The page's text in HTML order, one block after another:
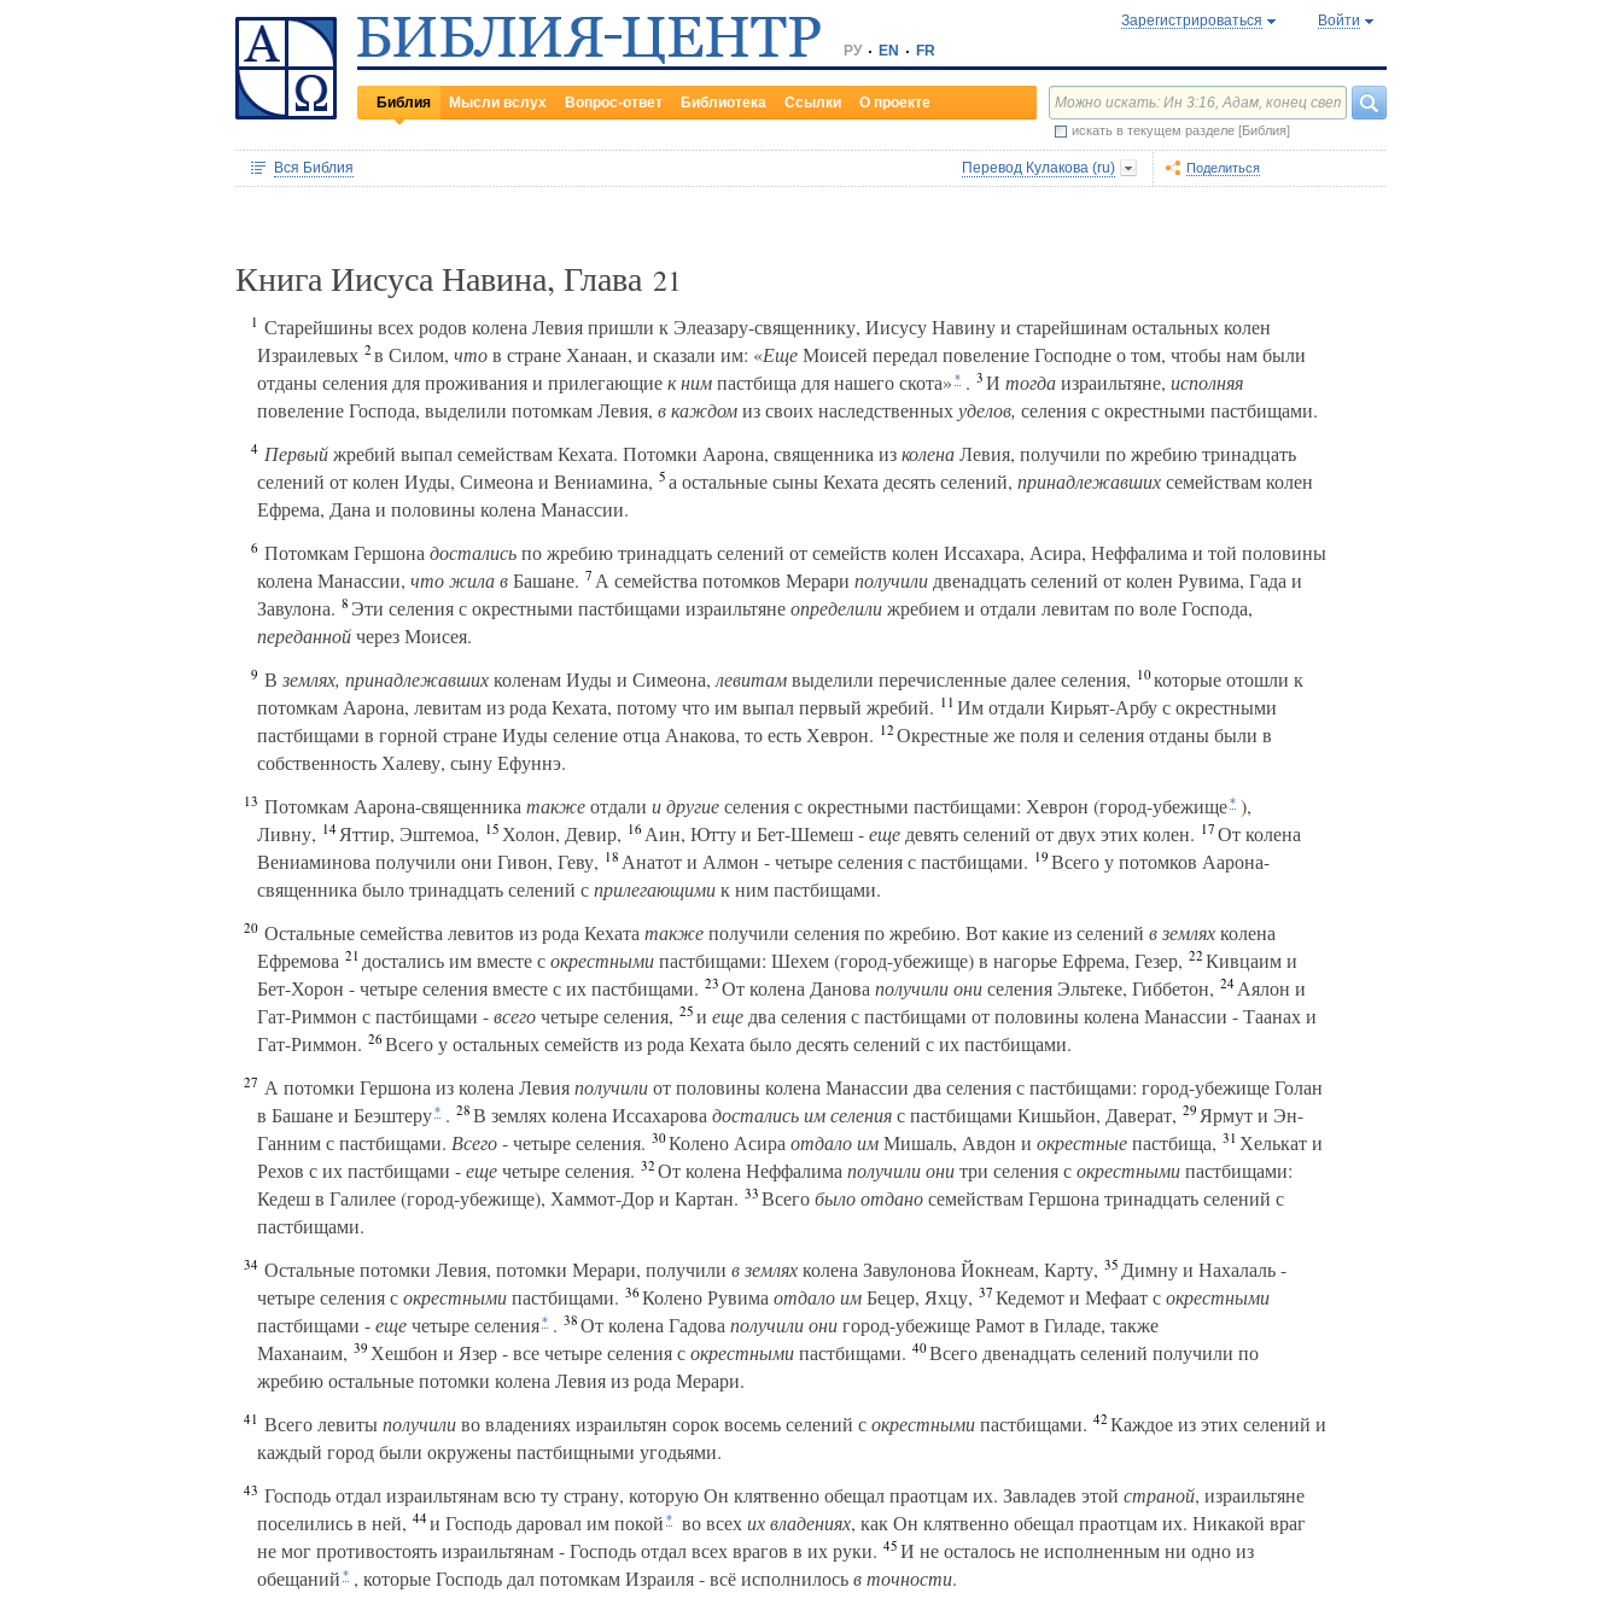
РУ EN FR
Зарегистрироваться Войти
Библия Мысли вслух Вопрос-ответ Библиотека Ссылки О проекте
искать в текущем разделе [Библия]
Вся Библия Перевод Кулакова (ru) Поделиться
Книга Иисуса Навина, Глава 21
1 Старейшины всех родов колена Левия пришли к Элеазару-священнику, Иисусу Навину и старейшинам остальных колен
Израилевых 2в Силом, чтов стране Ханаан, и сказали им: «ЕщеМоисей передал повеление Господне о том, чтобы нам были
отданы селения для проживания и прилегающиек нимпастбища для нашего скота» * . 3И тогдаизраильтяне, исполняя
повеление Господа, выделили потомкам Левия, в каждомиз своих наследственныхуделов, селения с окрестными пастбищами.
4 Первыйжребий выпал семействам Кехата. Потомки Аарона, священника изколенаЛевия, получили по жребию тринадцать
селений от колен Иуды, Симеона и Вениамина, 5а остальные сыны Кехата десять селений, принадлежавшихсемействам колен
Ефрема, Дана и половины колена Манассии.
6 Потомкам Гершона досталисьпо жребию тринадцать селений от семейств колен Иссахара, Асира, Неффалима и той половины
колена Манассии, что жила вБашане. 7А семейства потомков Мерари получили двенадцать селений от колен Рувима, Гада и
Завулона. 8Эти селения с окрестными пастбищами израильтянеопределилижребием и отдали левитам по воле Господа,
переданнойчерез Моисея.
9 В землях, принадлежавшихколенам Иуды и Симеона, левитамвыделили перечисленные далее селения, 10которые отошли к
потомкам Аарона, левитам из рода Кехата, потому что им выпал первый жребий. 11Им отдали Кирьят-Арбу с окрестными
пастбищами в горной стране Иуды селение отца Анакова, то есть Хеврон. 12Окрестные же поля и селения отданы были в
собственность Халеву, сыну Ефуннэ.
13 Потомкам Аарона-священника такжеотдали идругиеселения с окрестными пастбищами: Хеврон (город-убежище* ),
Ливну, 14Яттир, Эштемоа, 15Холон, Девир, 16Аин, Ютту и Бет-Шемеш -еще девять селений от двух этих колен. 17От колена
Вениаминова получили они Гивон, Геву, 18Анатот и Алмон - четыре селения с пастбищами. 19Всего у потомков Аарона-
священника было тринадцать селений сприлегающимик ним пастбищами.
20 Остальные семейства левитов из рода Кехата такжеполучили селения по жребию. Вот какие из селений в земляхколена
Ефремова 21достались им вместе сокрестнымипастбищами: Шехем (город-убежище) в нагорье Ефрема, Гезер, 22Кивцаим и
Бет-Хорон - четыре селения вместе с их пастбищами. 23От колена Данова получили ониселения Эльтеке, Гиббетон, 24Аялон и
Гат-Риммон с пастбищами -всегочетыре селения, 25и еще два селения с пастбищами от половины колена Манассии - Таанах и
Гат-Риммон. 26Всего у остальных семейств из рода Кехата было десять селений с их пастбищами.
27 А потомки Гершона из колена Левияполучилиот половины колена Манассии два селения с пастбищами: город-убежище Голан
в Башане и Беэштеру* . 28В землях колена Иссахарова достались имселенияс пастбищами Кишьйон, Даверат, 29Ярмут и Эн-
Ганним с пастбищами. Всего- четыре селения. 30Колено Асира отдало имМишаль, Авдон и окрестныепастбища, 31Хелькат и
Рехов с их пастбищами -ещечетыре селения. 32От колена Неффалима получили онитри селения сокрестнымипастбищами:
Кедеш в Галилее (город-убежище), Хаммот-Дор и Картан. 33Всегобыло отданосемействам Гершона тринадцать селений с
пастбищами.
34 Остальные потомки Левия, потомки Мерари, получили в земляхколена Завулонова Йокнеам, Карту, 35Димну и Нахалаль -
четыре селения сокрестнымипастбищами. 36Колено Рувима отдало имБецер, Яхцу, 37Кедемот и Мефаат сокрестными
пастбищами -ещечетыре селения* . 38От колена Гадова получили онигород-убежище Рамот в Гиладе, также
Маханаим, 39Хешбон и Язер - все четыре селения сокрестнымипастбищами. 40Всего двенадцать селений получили по
жребию остальные потомки колена Левия из рода Мерари.
41 Всего левитыполучиливо владениях израильтян сорок восемь селений сокрестнымипастбищами. 42Каждое из этих селений и
каждый город были окружены пастбищными угодьями.
43 Господь отдал израильтянам всю ту страну, которую Он клятвенно обещал праотцам их. Завладев этой страной, израильтяне
поселились в ней, 44и Господь даровал им покой * во всехих владениях, как Он клятвенно обещал праотцам их. Никакой враг
не мог противостоять израильтянам - Господь отдал всех врагов в их руки. 45И не осталось не исполненным ни одно из
обещаний * , которые Господь дал потомкам Израиля - всё исполнилосьв точности.